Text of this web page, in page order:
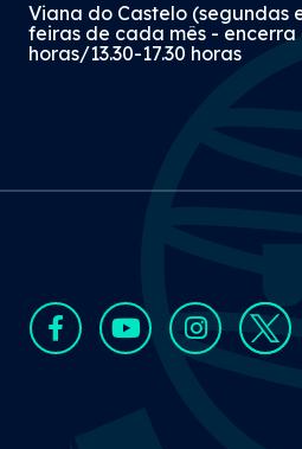
Viana do Castelo (segundas
feiras de cada mês - encerra
horas/13.30-17.30 horas